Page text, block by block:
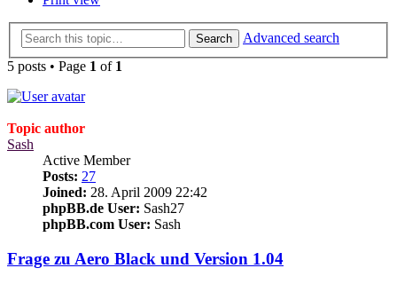
Search
Advanced search
5 posts • Page 1 of 1
Topic author
Sash
Active Member
Posts: 27
Joined: 28. April 2009 22:42
phpBB.de User: Sash27
phpBB.com User: Sash
Frage zu Aero Black und Version 1.04